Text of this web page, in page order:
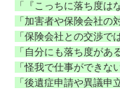
「『こっちに落ち度は
「加害者や保険会社の
「保険会社との交渉で
「自分にも落ち度があ
「怪我で仕事ができな
「後遺症申請や異議申